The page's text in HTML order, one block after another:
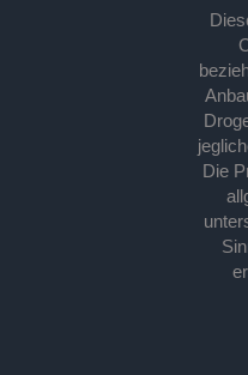
Die